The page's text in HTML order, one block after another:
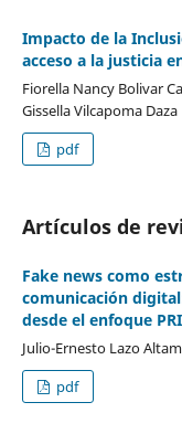
Impacto de la
acceso a la justicia
Fiorella Nancy Bolivar
Gissella Vilcapoma Daza
pdf
Artículos de
Fake news como
comunicación
desde el enfoque
Julio-Ernesto Lazo
pdf